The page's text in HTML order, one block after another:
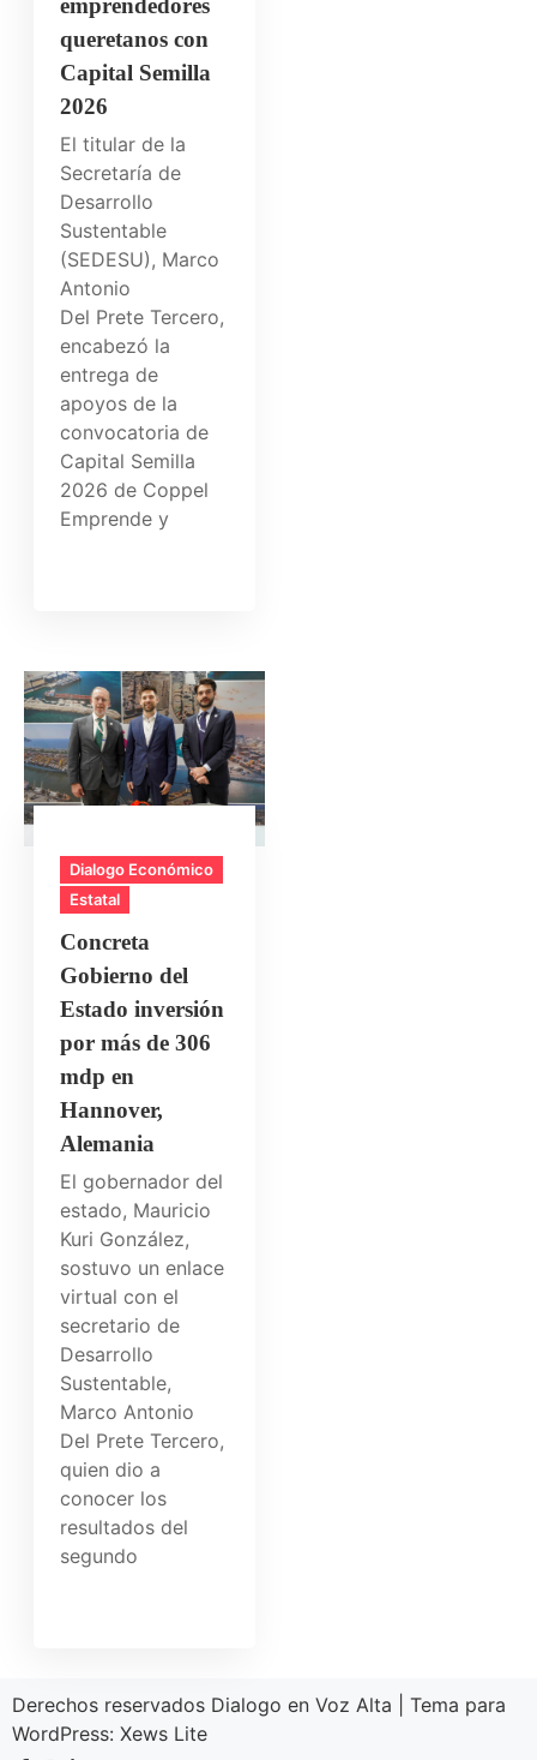
emprendedores
queretanos con
Capital Semilla
2026
El titular de la
Secretaría de
Desarrollo
Sustentable
(SEDESU), Marco
Antonio
Del Prete Tercero,
encabezó la
entrega de
apoyos de la
convocatoria de
Capital Semilla
2026 de Coppel
Emprende y
Dialogo Económico
Estatal
Concreta
Gobierno del
Estado inversión
por más de 306
mdp en
Hannover,
Alemania
El gobernador del
estado, Mauricio
Kuri González,
sostuvo un enlace
virtual con el
secretario de
Desarrollo
Sustentable,
Marco Antonio
Del Prete Tercero,
quien dio a
conocer los
resultados del
segundo
Derechos reservados Dialogo en Voz Alta
Tema para
WordPress: Xews Lite